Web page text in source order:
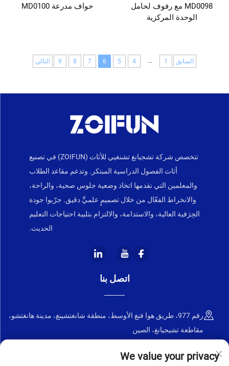
MD0098 مع رفوف لحامل
الوحدة المركزية
حواف مدرعة MD0100
السابق 1
...
4
5
6
7
8
9 التالي
تتخصص شركة تشجيانغ تشنغيي للأثاث (ZOIFUN) في تصنيع
أثاث الفصول الدراسية المبتكر. وتدعم مقاعد الطلاب
والمعلمين التي نقدمها اتخاذ وضعية جلوس صحية، والراحة،
والانخراط الفعّال من خلال تصميمٍ علميٍّ دقيق. جرّبوا جودة
الحِرَفية العالية، والاستدامة، والالتزام بتلبية احتياجات التعليم
الحديث.
اتصل بنا
رقم 977، طريق هوا فنغ الأوسط، منطقة شانغتشينغ، مدينة هانغتشو،
مقاطعة تشيجيانغ، الصين
+86-18668589258
We value your privacy